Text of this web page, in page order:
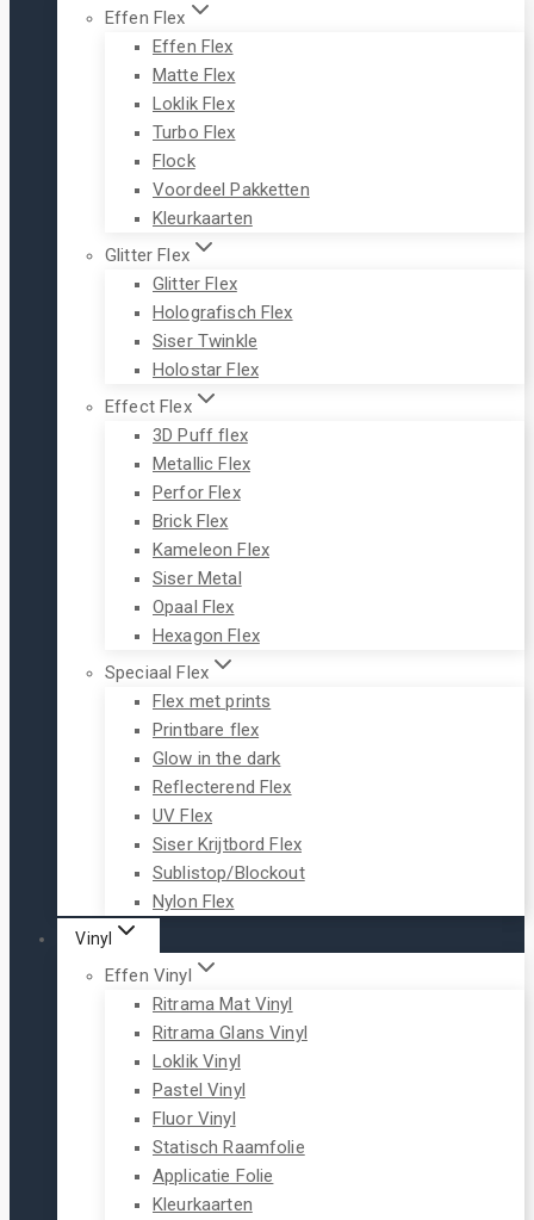
Effen Flex
Effen Flex
Matte Flex
Loklik Flex
Turbo Flex
Flock
Voordeel Pakketten
Kleurkaarten
Glitter Flex
Glitter Flex
Holografisch Flex
Siser Twinkle
Holostar Flex
Effect Flex
3D Puff flex
Metallic Flex
Perfor Flex
Brick Flex
Kameleon Flex
Siser Metal
Opaal Flex
Hexagon Flex
Speciaal Flex
Flex met prints
Printbare flex
Glow in the dark
Reflecterend Flex
UV Flex
Siser Krijtbord Flex
Sublistop/Blockout
Nylon Flex
Vinyl
Effen Vinyl
Ritrama Mat Vinyl
Ritrama Glans Vinyl
Loklik Vinyl
Pastel Vinyl
Fluor Vinyl
Statisch Raamfolie
Applicatie Folie
Kleurkaarten